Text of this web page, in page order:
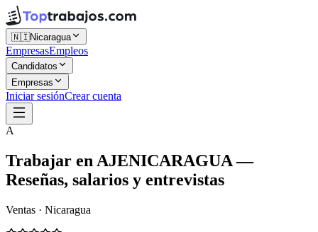
🇳🇮Nicaragua
EmpresasEmpleos
Candidatos
Empresas
Iniciar sesiónCrear cuenta
A
Trabajar en AJENICARAGUA—
Reseñas, salarios y entrevistas
Ventas · Nicaragua